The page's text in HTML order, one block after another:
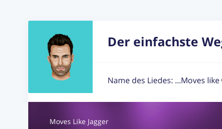
Der einfachste
Name des Liedes: ...Moves like
Moves Like Jagger